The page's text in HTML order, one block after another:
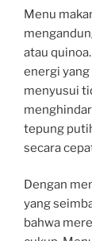
Menu
atau
energi yang
menyusui
tepung
secara
Dengan
yang
bahwa